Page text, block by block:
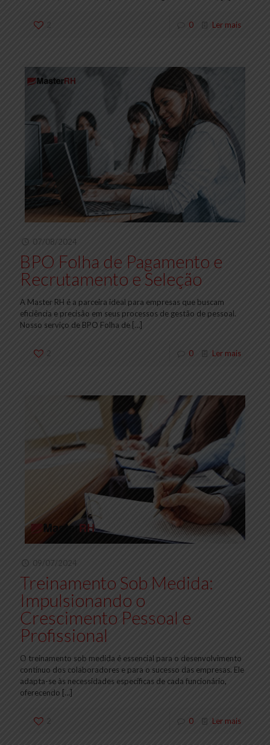
2 0 Ler mais
07/08/2024
BPO Folha de Pagamento e
Recrutamento e Seleção
A Master RH é a parceira ideal para empresas que buscam
eficiência e precisão em seus processos de gestão de pessoal.
Nosso serviço de BPO Folha de […]
2 0 Ler mais
09/07/2024
Treinamento Sob Medida:
Impulsionando o
Crescimento Pessoal e
Profissional
O treinamento sob medida é essencial para o desenvolvimento
contínuo dos colaboradores e para o sucesso das empresas. Ele
adapta-se às necessidades específicas de cada funcionário,
oferecendo […]
2 0 Ler mais